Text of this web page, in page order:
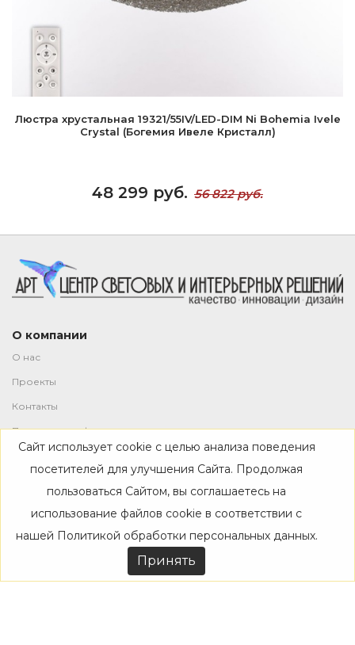
Люстра хрустальная 19321/55IV/LED-DIM Ni Bohemia Ivele
Crystal (Богемия Ивеле Кристалл)
48 299 руб. 56 822 руб.
О компании
О нас
Проекты
Контакты
Политика конфиденциальности
Магазин
Каталог
Дизайнерам
Акции
Сайт использует cookie с целью анализа поведения
посетителей для улучшения Сайта. Продолжая
пользоваться Сайтом, вы соглашаетесь на
использование файлов cookie в соответствии с
нашей Политикой обработки персональных данных.
Принять